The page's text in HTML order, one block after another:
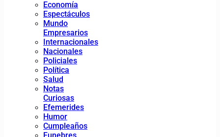
Economía
Espectáculos
Mundo
Empresarios
Internacionales
Nacionales
Policiales
Política
Salud
Notas
Curiosas
Efemerides
Humor
Cumpleaños